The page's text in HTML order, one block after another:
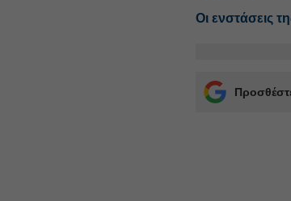
Οι ενστάσεις